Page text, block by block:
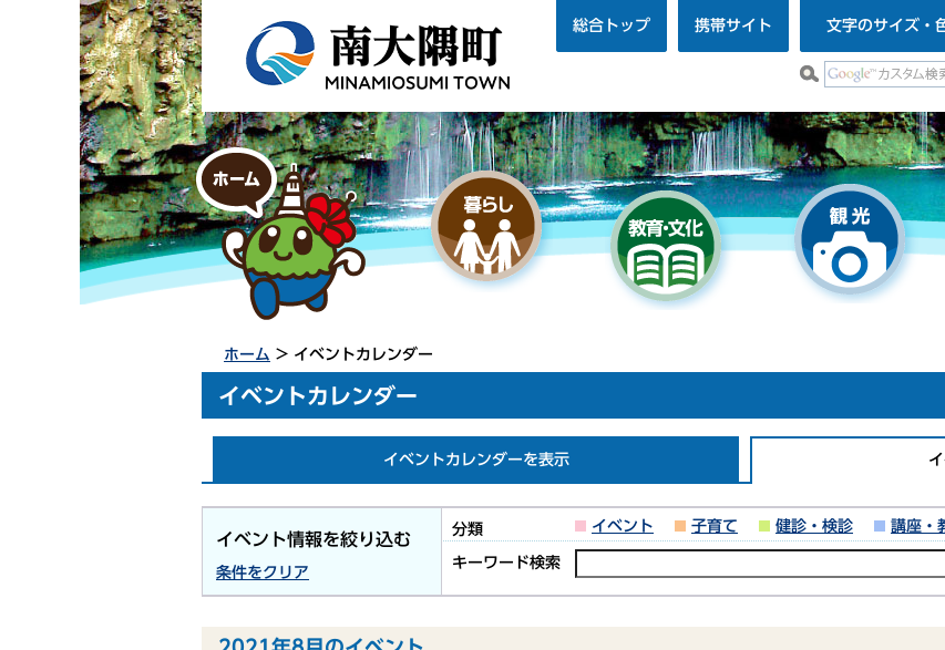
総合トップ 携帯サイト 文字のサイズ・
ホーム > イベントカレンダー
イベントカレンダー
イベントカレンダーを表示
イベント情報を絞り込む
条件をクリア
分類 イベント 子育て 健診・検診 講座・
キーワード検索